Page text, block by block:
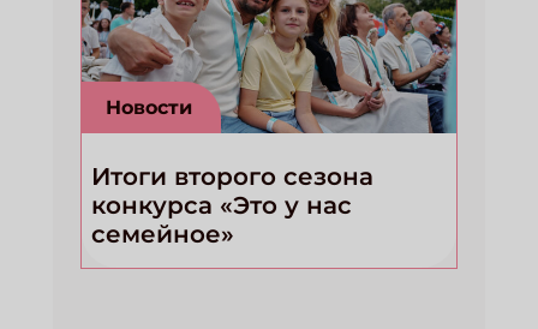
Новости
Итоги второго сезона
конкурса «Это у нас
семейное»
ЗАКРЫТЬ